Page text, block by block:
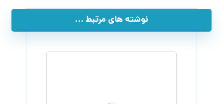
نوشته های مرتبط ...